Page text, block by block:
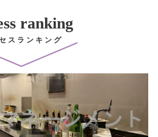
ranking
スランキング